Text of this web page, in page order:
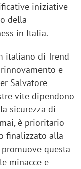
iniziative
della
in Italia.
italiano di Trend
e
Salvatore
vite dipendono
sicurezza di
è prioritario
finalizzato alla
questa
minacce e